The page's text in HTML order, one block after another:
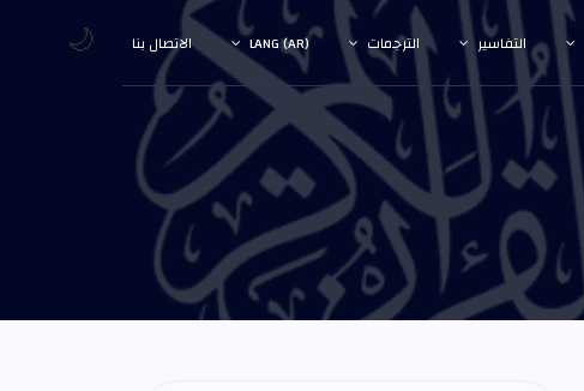
التفاسير الترجمات LANG (AR) الاتصال بنا 🌙